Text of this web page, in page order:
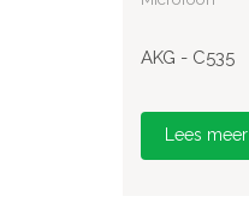
AKG - C535
Lees meer